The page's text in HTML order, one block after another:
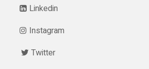
Linkedin
Instagram
Twitter